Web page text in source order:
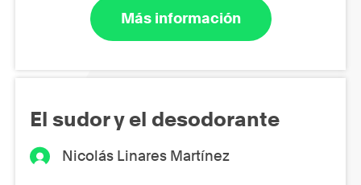
Más información
El sudor y el desodorante
Nicolás Linares Martínez